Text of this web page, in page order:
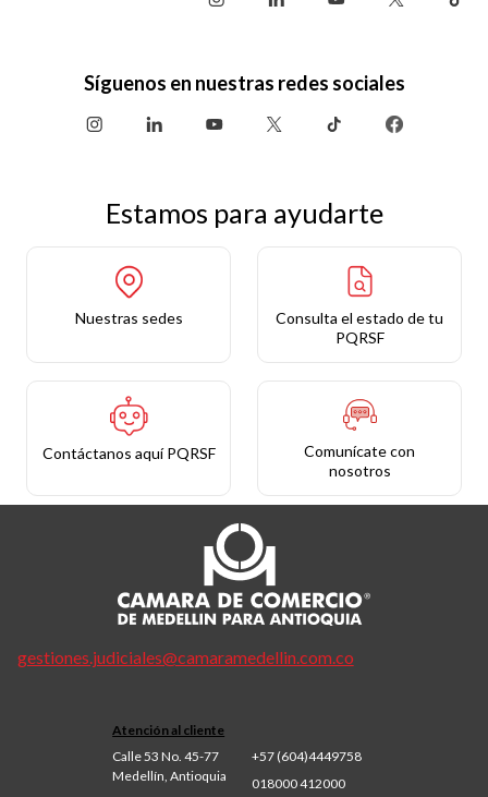
Síguenos en nuestras redes sociales
Estamos para ayudarte
Nuestras sedes
Consulta el estado de tu
PQRSF
Contáctanos aquí PQRSF
Comunícate con
nosotros
gestiones.judiciales@camaramedellin.com.co
Atención al cliente
Calle 53 No. 45-77
Medellín, Antioquia
+57 (604)4449758
018000 412000